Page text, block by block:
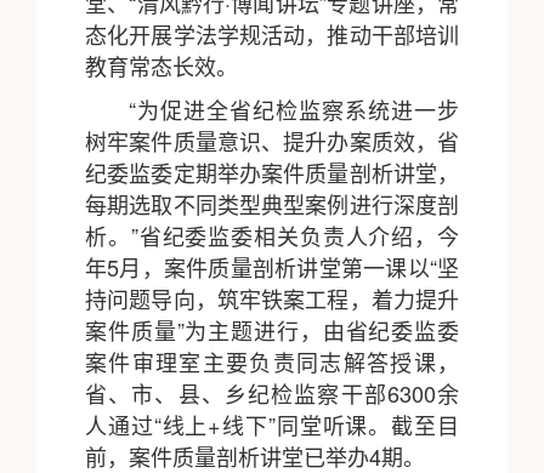
态化开展学法学规活动，推动干部培训
教育常态长效。
“为促进全省纪检监察系统进一步
树牢案件质量意识、提升办案质效，省
纪委监委定期举办案件质量剖析讲堂，
每期选取不同类型典型案例进行深度剖
析。”省纪委监委相关负责人介绍，今
年5月，案件质量剖析讲堂第一课以“坚
持问题导向，筑牢铁案工程，着力提升
案件质量”为主题进行，由省纪委监委
案件审理室主要负责同志解答授课，
省、市、县、乡纪检监察干部6300余
人通过“线上+线下”同堂听课。截至目
前，案件质量剖析讲堂已举办4期。